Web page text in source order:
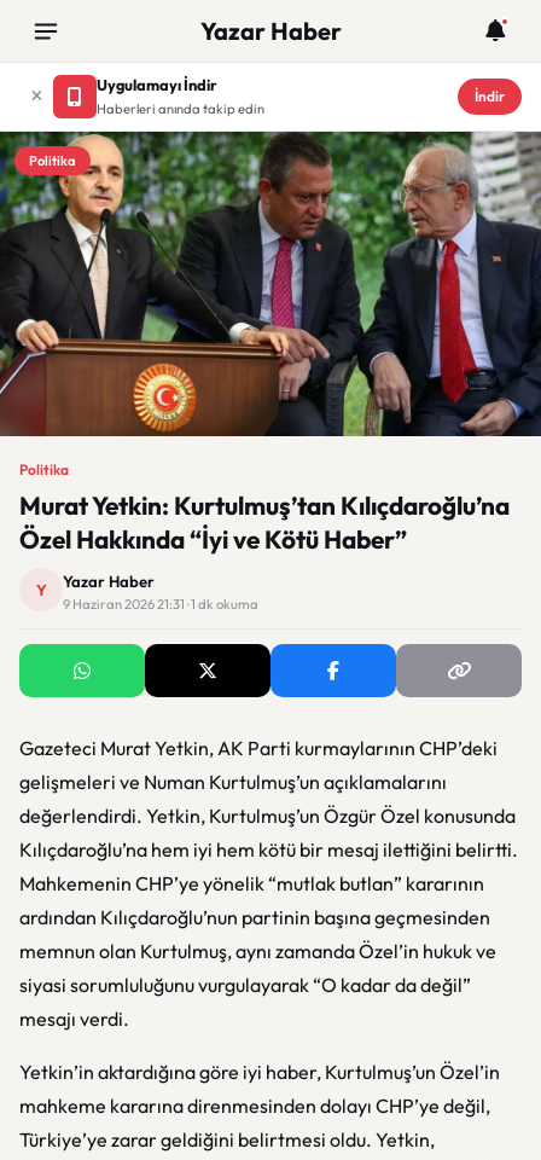
Yazar Haber
Uygulamayı İndir
Haberleri anında takip edin
İndir
Politika
Politika
Murat Yetkin: Kurtulmuş’tan Kılıçdaroğlu’na
Özel Hakkında “İyi ve Kötü Haber”
Y Yazar Haber
9 Haziran 2026 21:31 · 1 dk okuma
Gazeteci Murat Yetkin, AK Parti kurmaylarının CHP’deki
gelişmeleri ve Numan Kurtulmuş’un açıklamalarını
değerlendirdi. Yetkin, Kurtulmuş’un Özgür Özel konusunda
Kılıçdaroğlu’na hem iyi hem kötü bir mesaj ilettiğini belirtti.
Mahkemenin CHP’ye yönelik “mutlak butlan” kararının
ardından Kılıçdaroğlu’nun partinin başına geçmesinden
memnun olan Kurtulmuş, aynı zamanda Özel’in hukuk ve
siyasi sorumluluğunu vurgulayarak “O kadar da değil”
mesajı verdi.
Yetkin’in aktardığına göre iyi haber, Kurtulmuş’un Özel’in
mahkeme kararına direnmesinden dolayı CHP’ye değil,
Türkiye’ye zarar geldiğini belirtmesi oldu. Yetkin,